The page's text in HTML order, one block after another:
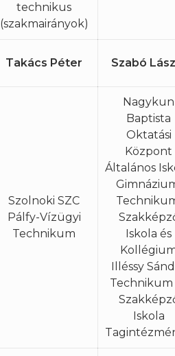
technikus
(szakmairányok)
Takács Péter Szabó
Szolnoki SZC
Pálfy-Vízügyi
Technikum
Nagykun
Baptista
Oktatási
Központ
Általános
Iskola és
Illéssy
Technikum
Iskola